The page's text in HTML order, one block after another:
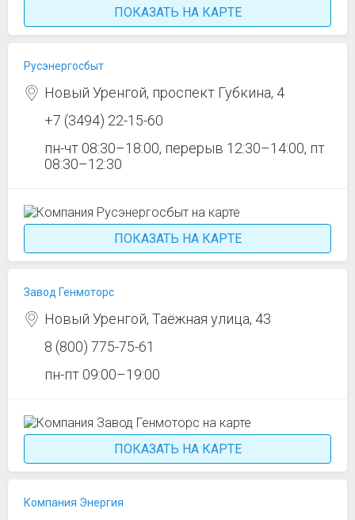
ПОКАЗАТЬ НА КАРТЕ
Русэнергосбыт
Новый Уренгой, проспект Губкина, 4
+7 (3494) 22-15-60
пн-чт 08:30–18:00, перерыв 12:30–14:00, пт
08:30–12:30
ПОКАЗАТЬ НА КАРТЕ
Завод Генмоторс
Новый Уренгой, Таёжная улица, 43
8 (800) 775-75-61
пн-пт 09:00–19:00
ПОКАЗАТЬ НА КАРТЕ
Компания Энергия